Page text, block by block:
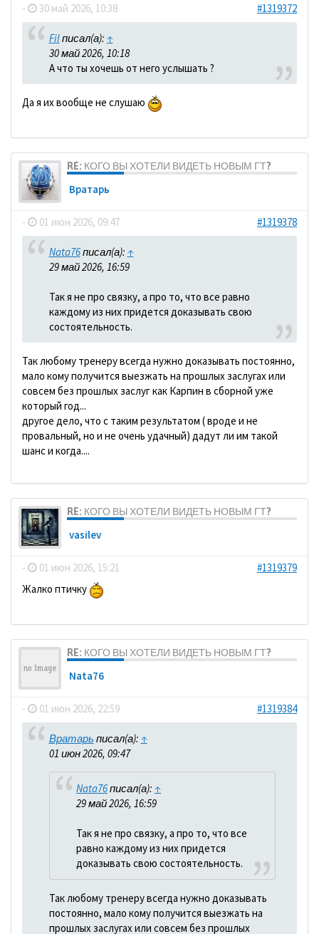
- 30 май 2026, 10:38 #1319372
Filписал(а): ↑
30 май 2026, 10:18
А что ты хочешь от него услышать ?
Да я их вообще не слушаю
RE: КОГО ВЫ ХОТЕЛИ ВИДЕТЬ НОВЫМ ГТ?
Вратарь
- 01 июн 2026, 09:47 #1319378
Nata76писал(а): ↑
29 май 2026, 16:59
Так я не про связку, а про то, что все равно
каждому из них придется доказывать свою
состоятельность.
Так любому тренеру всегда нужно доказывать постоянно,
мало кому получится выезжать на прошлых заслугах или
совсем без прошлых заслуг как Карпин в сборной уже
который год...
другое дело, что с таким результатом ( вроде и не
провальный, но и не очень удачный) дадут ли им такой
шанс и когда....
RE: КОГО ВЫ ХОТЕЛИ ВИДЕТЬ НОВЫМ ГТ?
vasilev
- 01 июн 2026, 15:21
#1319379
Жалко птичку
RE: КОГО ВЫ ХОТЕЛИ ВИДЕТЬ НОВЫМ ГТ?
Nata76
- 01 июн 2026, 22:59 #1319384
Вратарь писал(а): ↑
01 июн 2026, 09:47
Nata76писал(а): ↑
29 май 2026, 16:59
Так я не про связку, а про то, что все
равно каждому из них придется
доказывать свою состоятельность.
Так любому тренеру всегда нужно доказывать
постоянно, мало кому получится выезжать на
прошлых заслугах или совсем без прошлых